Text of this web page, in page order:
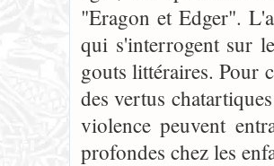
"Eragon et Edger".
qui s'interrogent sur
gouts littéraires. Pour
des vertus
violence peuvent
profondes chez les